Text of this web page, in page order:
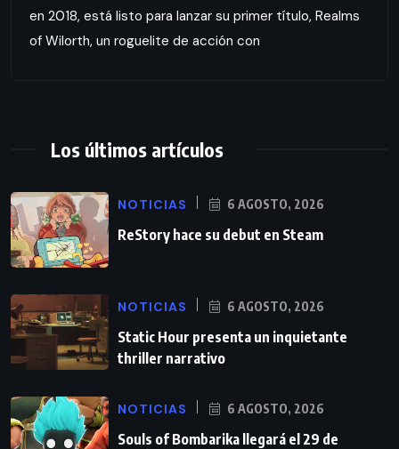
en 2018, está listo para lanzar su primer título, Realms
of Wilorth, un roguelite de acción con
Los últimos artículos
NOTICIAS 6 AGOSTO, 2026
ReStory hace su debut en Steam
NOTICIAS 6 AGOSTO, 2026
Static Hour presenta un inquietante
thriller narrativo
NOTICIAS 6 AGOSTO, 2026
Souls of Bombarika llegará el 29 de